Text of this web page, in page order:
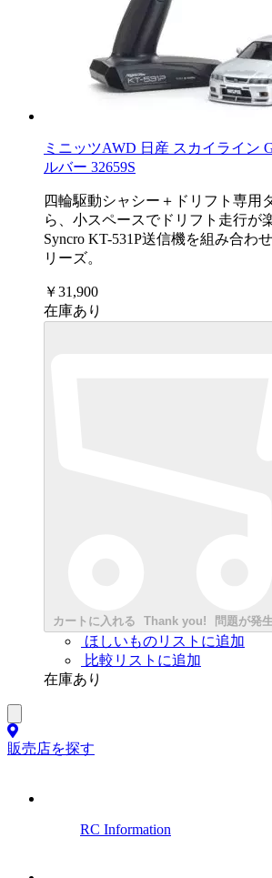
ミニッツAWD 日産 スカイライン
ルバー 32659S
四輪駆動シャシー＋ドリフト専用
ら、小スペースでドリフト走行が
Syncro KT-531P送信機を組み合わ
リーズ。
￥31,900
在庫あり
カートに入れる Thank you! 問題が発
ほしいものリストに追加
比較リストに追加
在庫あり
販売店を探す
RC Information